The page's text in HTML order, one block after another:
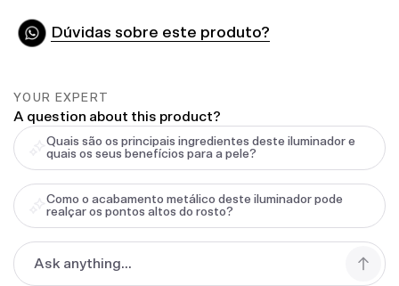
Dúvidas sobre este produto?
YOUR EXPERT
A question about this product?
Quais são os principais ingredientes deste iluminador e
quais os seus benefícios para a pele?
Como o acabamento metálico deste iluminador pode
realçar os pontos altos do rosto?